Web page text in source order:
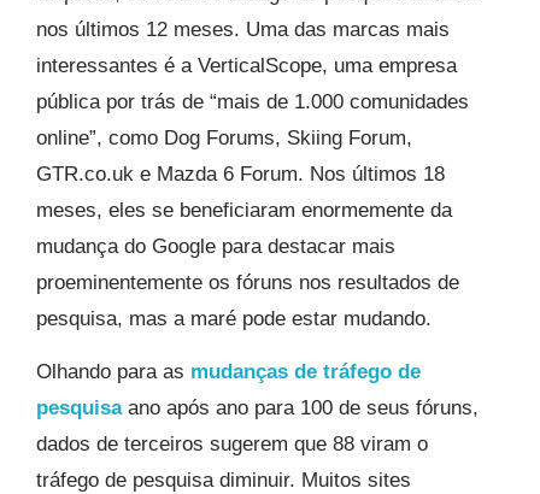
nos últimos 12 meses. Uma das marcas mais
interessantes é a VerticalScope, uma empresa
pública por trás de “mais de 1.000 comunidades
online”, como Dog Forums, Skiing Forum,
GTR.co.uk e Mazda 6 Forum. Nos últimos 18
meses, eles se beneficiaram enormemente da
mudança do Google para destacar mais
proeminentemente os fóruns nos resultados de
pesquisa, mas a maré pode estar mudando.
Olhando para as mudanças de tráfego de
pesquisaano após ano para 100 de seus fóruns,
dados de terceiros sugerem que 88 viram o
tráfego de pesquisa diminuir. Muitos sites